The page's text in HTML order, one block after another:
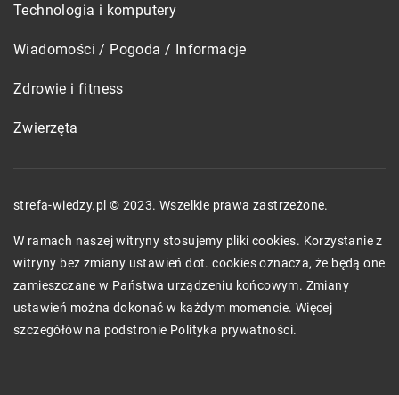
Technologia i komputery
Wiadomości / Pogoda / Informacje
Zdrowie i fitness
Zwierzęta
strefa-wiedzy.pl © 2023. Wszelkie prawa zastrzeżone.
W ramach naszej witryny stosujemy pliki cookies. Korzystanie z
witryny bez zmiany ustawień dot. cookies oznacza, że będą one
zamieszczane w Państwa urządzeniu końcowym. Zmiany
ustawień można dokonać w każdym momencie. Więcej
szczegółów na podstronie Polityka prywatności.